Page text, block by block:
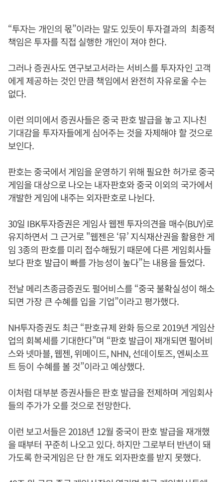
“투자는 개인의 몫”이라는 말도 있듯이 투자결과의 최종적
책임은 투자를 직접 실행한 개인이 져야 한다.
그러나 증권사도 연구보고서라는 서비스를 투자자인 고객
에게 제공하는 것인 만큼 책임에서 완전히 자유로울 수는
없다.
이런 의미에서 증권사들은 중국 판호 발급을 놓고 지나친
기대감을 투자자들에게 심어주는 것을 자제해야 할 것으로
보인다.
판호는 중국에서 게임을 운영하기 위해 필요한 허가로 중국
게임을 대상으로 나오는 내자판호와 중국 이외의 국가에서
개발한 게임에 내주는 외자판호로 나뉜다.
30일 IBK투자증권은 게임사 웹젠 투자의견을 매수(BUY)로
유지하면서 그 근거로 "웹젠은 ‘뮤’ 지식재산권을 활용한 게
임 3종의 판호를 미리 접수해뒀기 때문에 다른 게임회사들
보다 판호 발급이 빠를 가능성이 높다”는 내용을 들었다.
전날 메리츠종금증권도 펄어비스를 “중국 불확실성이 해소
되면 가장 큰 수혜를 입을 기업”이라고 평가했다.
NH투자증권도 최근 “판호규제 완화 등으로 2019년 게임산
업의 회복세를 기대한다”며 “판호 발급이 재개되면 펄어비
스와 넷마블, 웹젠, 위메이드, NHN, 선데이토즈, 엔씨소프
트 등이 수혜를 볼 것”이라고 예상했다.
이처럼 대부분 증권사들은 판호 발급을 전제하며 게임회사
들의 주가가 오를 것으로 전망한다.
이런 보고서들은 2018년 12월 중국이 판호 발급을 재개했
을 때부터 꾸준히 나오고 있다. 하지만 그로부터 반년이 돼
가도록 한국게임은 단 한 개도 외자판호를 받지 못했다.